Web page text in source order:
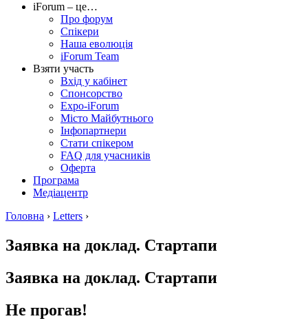
iForum – це…
Про форум
Спікери
Наша еволюція
iForum Team
Взяти участь
Вхід у кабінет
Спонсорство
Expo-iForum
Місто Майбутнього
Інфопартнери
Стати спікером
FAQ для учасників
Оферта
Програма
Медіацентр
Головна › Letters ›
Заявка на доклад. Стартапи
Заявка на доклад. Стартапи
Не прогав!